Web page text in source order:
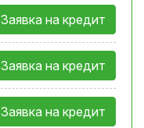
Заявка на кредит
Заявка на кредит
Заявка на кредит